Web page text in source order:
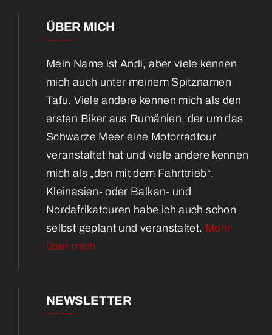
ÜBER MICH
Mein Name ist Andi, aber viele kennen
mich auch unter meinem Spitznamen
Tafu. Viele andere kennen mich als den
ersten Biker aus Rumänien, der um das
Schwarze Meer eine Motorradtour
veranstaltet hat und viele andere kennen
mich als „den mit dem Fahrttrieb“.
Kleinasien- oder Balkan- und
Nordafrikatouren habe ich auch schon
selbst geplant und veranstaltet. Mehr
über mich
NEWSLETTER